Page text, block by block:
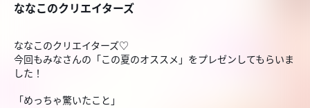
ななこのクリエイターズ
ななこのクリエイターズ♡
今回もみなさんの「この夏のオススメ」をプレゼンしてもらいま
した！
「めっちゃ驚いたこと」